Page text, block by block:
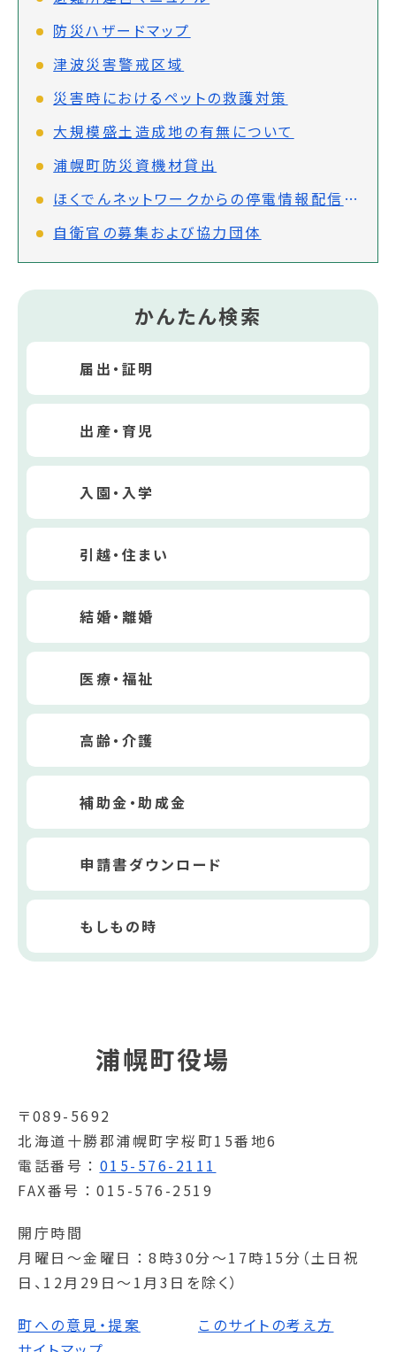
防災ハザードマップ
津波災害警戒区域
災害時におけるペットの救護対策
大規模盛土造成地の有無について
浦幌町防災資機材貸出
ほくでんネットワークからの停電情報配信について
自衛官の募集および協力団体
かんたん検索
届出・証明
出産・育児
入園・入学
引越・住まい
結婚・離婚
医療・福祉
高齢・介護
補助金・助成金
申請書ダウンロード
もしもの時
浦幌町役場
〒089-5692
北海道十勝郡浦幌町字桜町15番地6
電話番号
015-576-2111
FAX番号
015-576-2519
開庁時間
月曜日～金曜日
8時30分～17時15分（土日祝
日、12月29日～1月3日を除く）
町への意見・提案
このサイトの考え方